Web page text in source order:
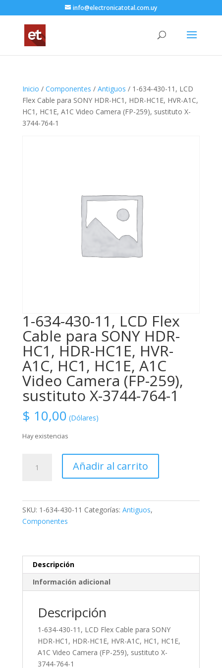
info@electronicatotal.com.uy
Inicio / Componentes / Antiguos / 1-634-430-11, LCD
Flex Cable para SONY HDR-HC1, HDR-HC1E, HVR-A1C,
HC1, HC1E, A1C Video Camera (FP-259), sustituto X-
3744-764-1
1-634-430-11, LCD Flex
Cable para SONY HDR-
HC1, HDR-HC1E, HVR-
A1C, HC1, HC1E, A1C
Video Camera (FP-259),
sustituto X-3744-764-1
$ 10,00 (Dólares)
Hay existencias
Cable
HDR-
HC1,
HDR-
HC1E,
Video
Añadir al carrito
SKU: 1-634-430-11 Categorías: Antiguos,
Componentes
Descripción
Información adicional
Descripción
1-634-430-11, LCD Flex Cable para SONY
HDR-HC1, HDR-HC1E, HVR-A1C, HC1, HC1E,
A1C Video Camera (FP-259), sustituto X-
3744-764-1